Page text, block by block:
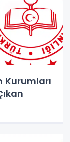
Kurumları